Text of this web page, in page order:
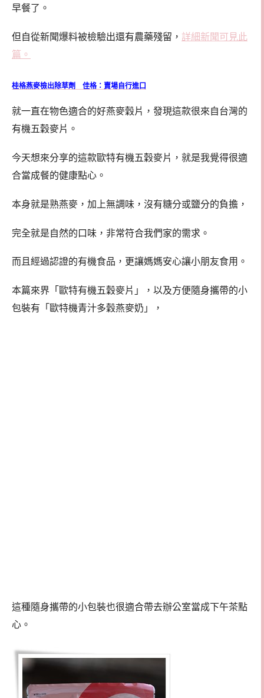
早餐了。
但自從新聞爆料被檢驗出還有農藥殘留， 詳細新聞可見此
篇。
桂格燕麥檢出除草劑 佳格：賣場自行進口
就一直在物色適合的好燕麥穀片，發現這款很來自台灣的
有機五穀麥片。
今天想來分享的這款歐特有機五穀麥片，就是我覺得很適
合當成餐的健康點心。
本身就是熟燕麥，加上無調味，沒有糖分或鹽分的負擔，
完全就是自然的口味，非常符合我們家的需求。
而且經過認證的有機食品，更讓媽媽安心讓小朋友食用。
本篇來界「歐特有機五穀麥片」，以及方便隨身攜帶的小
包裝有「歐特機青汁多穀燕麥奶」，
這種隨身攜帶的小包裝也很適合帶去辦公室當成下午茶點
心。